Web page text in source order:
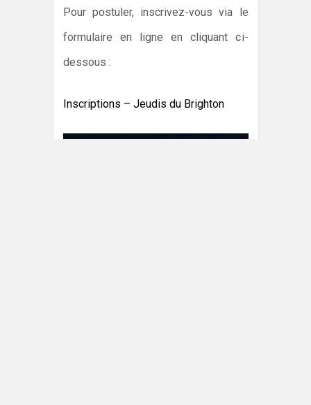
Pour postuler, inscrivez-vous via le
formulaire en ligne en cliquant ci-
dessous :
Inscriptions – Jeudis du Brighton